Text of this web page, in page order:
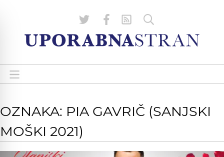
OZNAKA: PIA GAVRIČ (SANJSKI
MOŠKI 2021)